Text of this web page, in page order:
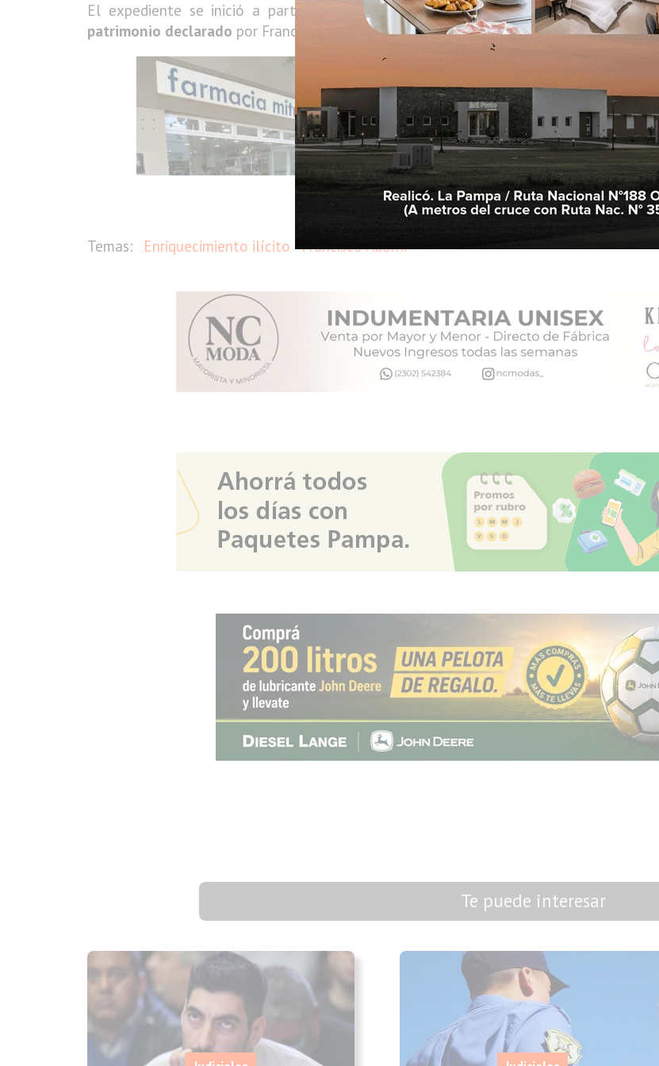
El expediente se inició a partir de una denuncia de la diputada nacional
patrimonio declarado por Francisco Adorni.
Enriquecimiento ilícito Francisco Adorni
Te puede interesar